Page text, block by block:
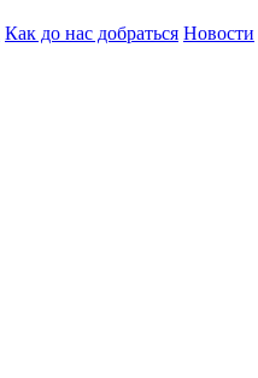
Как до нас добраться Новости